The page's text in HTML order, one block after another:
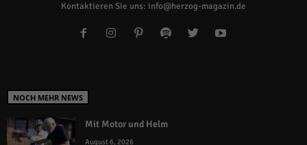
Kontaktieren Sie uns: info@herzog-magazin.de
NOCH MEHR NEWS
Mit Motor und Helm
August 6, 2026